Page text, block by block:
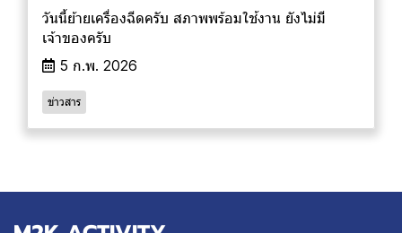
วันนี้ย้ายเครื่องฉีดครับ สภาพพร้อมใช้งาน ยังไม่มี
เจ้าของครับ
5 ก.พ. 2026
ข่าวสาร